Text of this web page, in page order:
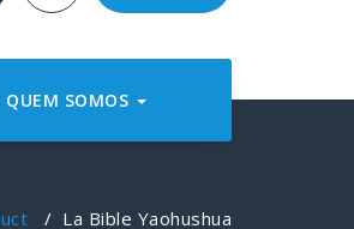
QUEM SOMOS
/ La Bible Yaohushua